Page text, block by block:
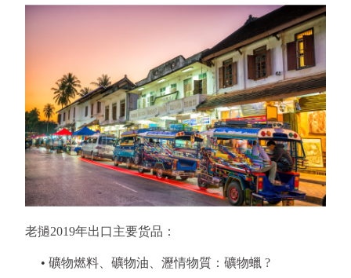
老撾2019年出口主要货品：
• 礦物燃料、礦物油、瀝情物質：礦物蠟 ?